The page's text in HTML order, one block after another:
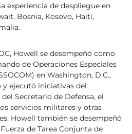
experiencia de despliegue en
Bosnia, Kosovo, Haití,
Howell se desempeñó como
de Operaciones Especiales
en Washington, D.C.,
ejecutó iniciativas del
Secretario de Defensa, el
servicios militares y otras
Howell también se desempeñó
de Tarea Conjunta de